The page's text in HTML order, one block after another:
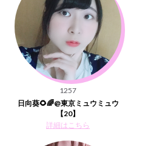
1257
日向葵🌻🌈@東京ミュウミュウ
【20】
詳細はこちら